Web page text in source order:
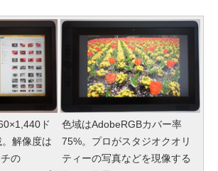
ド
解像度は
の
色域はAdobeRGBカバー率
75%。プロがスタジオクオリ
ティーの写真などを現像する